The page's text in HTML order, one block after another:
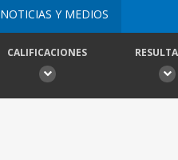
NOTICIAS Y MEDIOS
CALIFICACIONES